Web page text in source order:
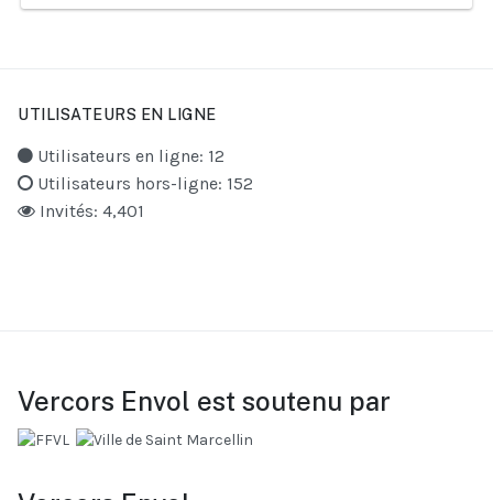
UTILISATEURS EN LIGNE
Utilisateurs en ligne: 12
Utilisateurs hors-ligne: 152
Invités: 4,401
Vercors Envol est soutenu par